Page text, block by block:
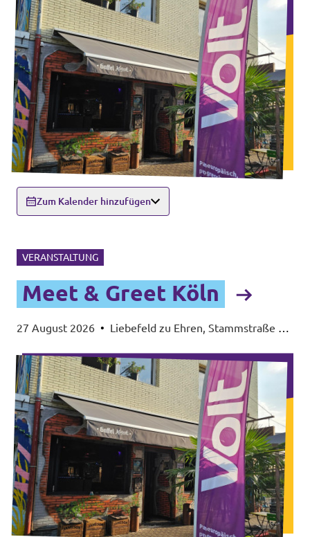
Zum Kalender hinzufügen
VERANSTALTUNG
Meet & Greet Köln
27 August 2026 • Liebefeld zu Ehren, Stammstraße 2a,